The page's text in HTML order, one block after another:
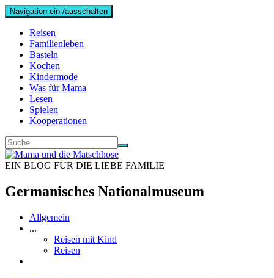
Navigation ein-/ausschalten
Reisen
Familienleben
Basteln
Kochen
Kindermode
Was für Mama
Lesen
Spielen
Kooperationen
EIN BLOG FÜR DIE LIEBE FAMILIE
Germanisches Nationalmuseum
Allgemein
...
Reisen mit Kind
Reisen